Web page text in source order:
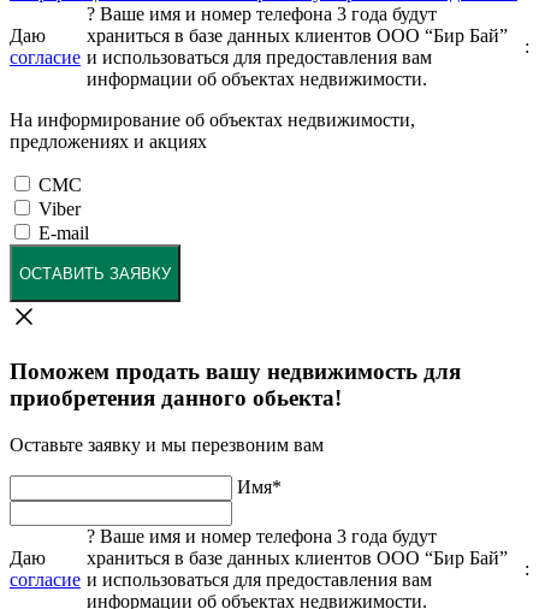
Даю
согласие
? Ваше имя и номер телефона 3 года будут
храниться в базе данных клиентов ООО “Бир Бай”
и использоваться для предоставления вам
информации об объектах недвижимости.
:
На информирование об объектах недвижимости,
предложениях и акциях
СМС
Viber
E-mail
ОСТАВИТЬ ЗАЯВКУ
Поможем продать вашу недвижимость для
приобретения данного обьекта!
Оставьте заявку и мы перезвоним вам
Имя*
Даю
согласие
? Ваше имя и номер телефона 3 года будут
храниться в базе данных клиентов ООО “Бир Бай”
и использоваться для предоставления вам
информации об объектах недвижимости.
: